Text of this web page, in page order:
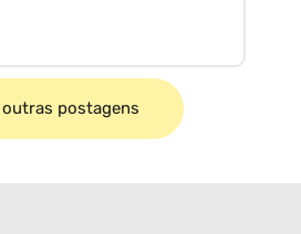
outras postagens